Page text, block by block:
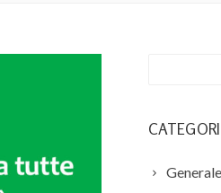
Generale